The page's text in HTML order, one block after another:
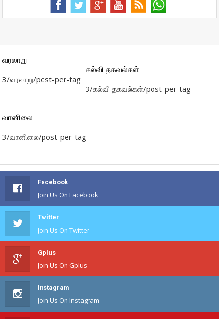
வரலாறு
3/வரலாறு/post-per-tag
கல்வி தகவல்கள்
3/கல்வி தகவல்கள்/post-per-tag
வானிலை
3/வானிலை/post-per-tag
Facebook
Join Us On Facebook
Twitter
Join Us On Twitter
Gplus
Join Us On Gplus
Instagram
Join Us On Instagram